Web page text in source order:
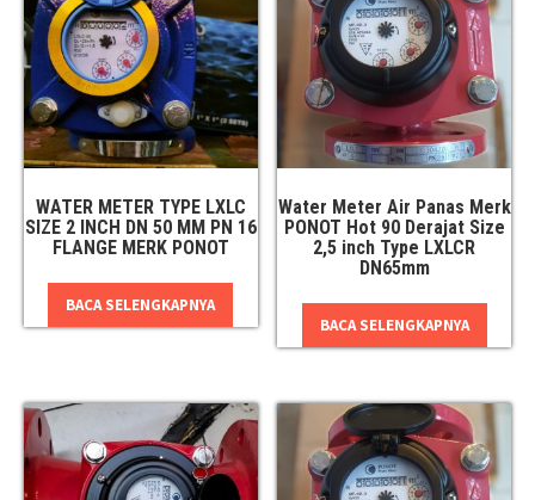
WATER METER TYPE LXLC
SIZE 2 INCH DN 50 MM PN 16
FLANGE MERK PONOT
BACA SELENGKAPNYA
Water Meter Air Panas Merk
PONOT Hot 90 Derajat Size
2,5 inch Type LXLCR
DN65mm
BACA SELENGKAPNYA